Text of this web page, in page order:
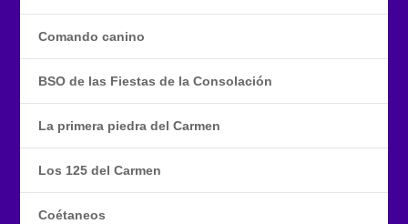
Comando canino
BSO de las Fiestas de la Consolación
La primera piedra del Carmen
Los 125 del Carmen
Coétaneos